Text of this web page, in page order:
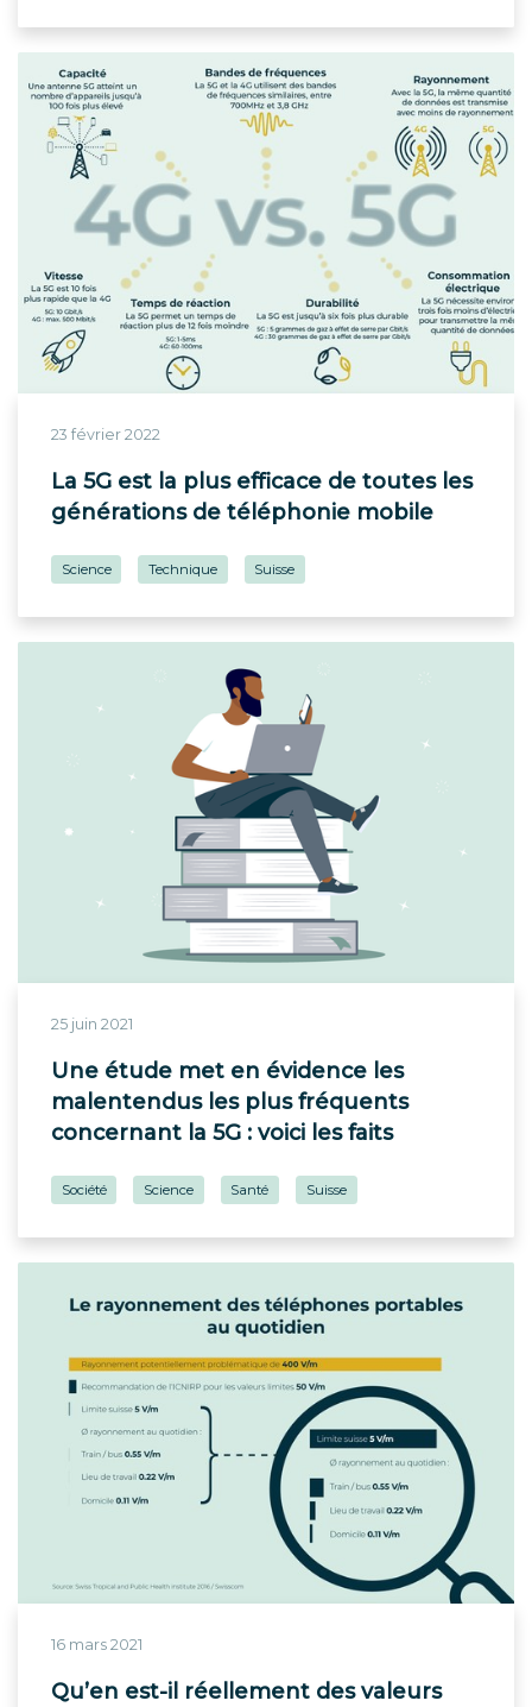
23 février 2022
La 5G est la plus efficace de toutes les
générations de téléphonie mobile
Science Technique Suisse
25 juin 2021
Une étude met en évidence les
malentendus les plus fréquents
concernant la 5G : voici les faits
Société Science Santé Suisse
16 mars 2021
Qu’en est-il réellement des valeurs